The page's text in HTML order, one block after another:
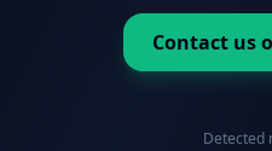
Contact us
Detected